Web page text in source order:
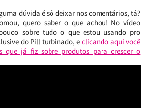
dúvida é só deixar nos comentários, tá?
quero saber o que achou! No vídeo
sobre tudo o que estou usando pro
do Pill turbinado, eclicando aqui você
que já fiz sobre produtos para crescer o